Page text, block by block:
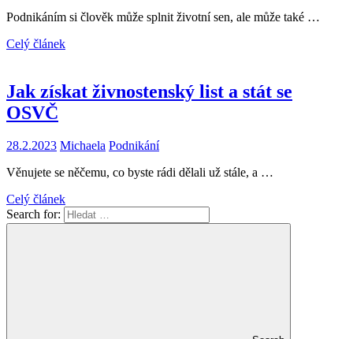
Podnikáním si člověk může splnit životní sen, ale může také …
Celý článek
Jak získat živnostenský list a stát se
OSVČ
28.2.2023 Michaela Podnikání
Věnujete se něčemu, co byste rádi dělali už stále, a …
Celý článek
Search for: